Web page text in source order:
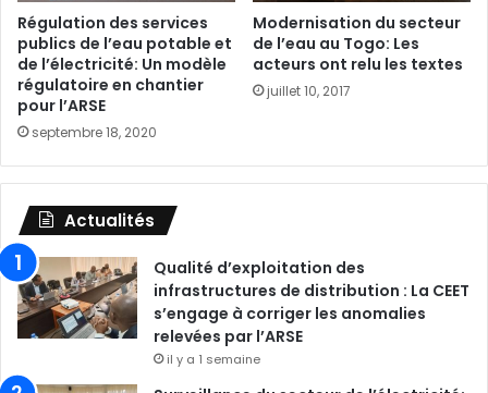
Régulation des services
publics de l’eau potable et
de l’électricité: Un modèle
régulatoire en chantier
pour l’ARSE
septembre 18, 2020
Modernisation du secteur
de l’eau au Togo: Les
acteurs ont relu les textes
juillet 10, 2017
Actualités
Qualité d’exploitation des
infrastructures de distribution : La CEET
s’engage à corriger les anomalies
relevées par l’ARSE
il y a 1 semaine